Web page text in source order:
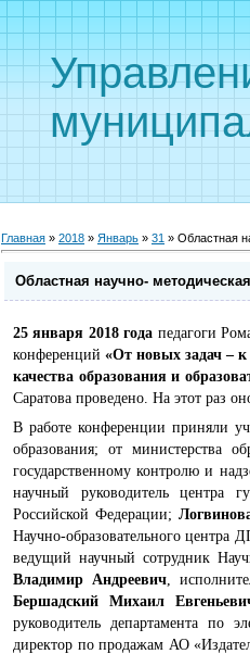
Главная » 2018 » Январь » 31 » Областная
Областная научно-
25 января 2018 года педагоги
конференций «От новых задач –
качества образования и
Саратова проведено. На этот раз
В работе конференции приняли
образования; от министерства
государственному контролю и
научный руководитель центра
Российской Федерации;
Научно-образовательного центра
ведущий научный сотрудник
Владимир Андреевич ,
Бершадский Михаил
руководитель департамента по
директор по продажам АО